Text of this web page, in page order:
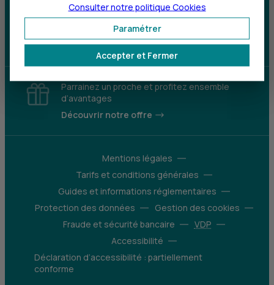
malentendants
Télécharger l'application
Parrainez un proche et profitez ensemble
d’avantages
Découvrir notre offre
Mentions légales
Tarifs et conditions générales
Guides et informations réglementaires
Protection des données
Gestion des cookies
Fraude et sécurité bancaire
VDP
Accessibilité
Déclaration d’accessibilité : partiellement
conforme
Accepter et Fermer
Paramétrer
Consulter notre politique Cookies